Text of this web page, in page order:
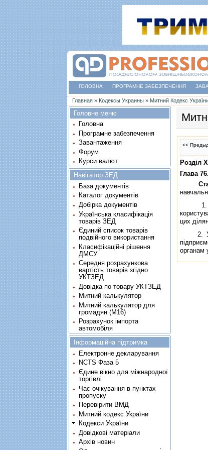
ГОЛОВНА ПРОГРАМНЕ ЗАБЕЗПЕЧЕННЯ
Ви є тут
Главная » Кодексы Украины » Митний Кодекс
<<
Роздiл
Глава
1.
цих
2. У
органам
Головне меню
Головна
Програмне забезпечення
Завантаження
Форум
Курси валют
Навігатор ЗЕД
База документів
Каталог документів
Добірка документів
Українська класифікація
товарів ЗЕД
Єдиний список товарів
подвійного використання
Класифікаційні рішення
ДМСУ
Середня розрахункова
вартість товарів згідно
УКТЗЕД
Довідка по товару УКТЗЕД
Митний калькулятор
Митний калькулятор для
громадян (М16)
Розрахунок імпорта
автомобіля
Інформаційна підтримка
Електронне декларування
NCTS Фаза 5
Єдине вікно для міжнародної
торгівлі
Час очікування в пунктах
пропуску
Перевірити ВМД
Митний кодекс України
Кодекси України
Довідкові матеріали
Архів новин